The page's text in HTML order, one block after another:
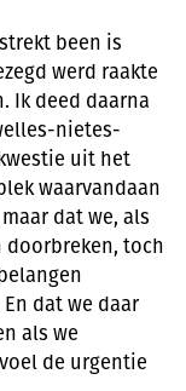
been is
werd raakte
Ik deed daarna
nietes-
uit het
waarvandaan
dat we, als
doorbreken, toch
dat we daar
als we
de urgentie